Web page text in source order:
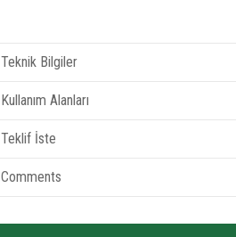
Teknik Bilgiler
Kullanım Alanları
Teklif İste
Comments